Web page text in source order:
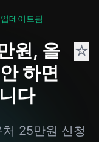
업데이트됨
원, 올
하면
다
☆
25만원 신청